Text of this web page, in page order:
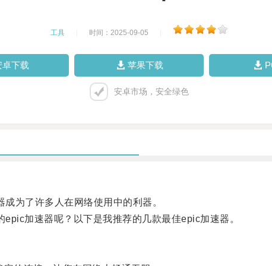
工具 时间：2025-09-05
卓下载 苹果下载
安卓市场，安全绿色
为了许多人在网络使用中的利器。
加速器呢？以下是我推荐的几款最佳epic加速器。